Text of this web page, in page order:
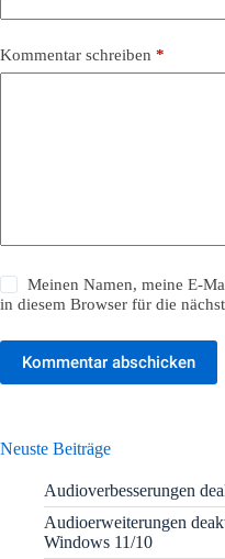
Kommentar schreiben *
Meinen Namen, meine E-
in diesem Browser für die
Kommentar abschicken
Neuste Beiträge
Audioverbesserungen
Audioerweiterungen
Windows 11/10